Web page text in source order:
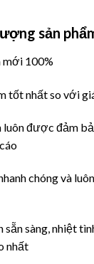
sản
mới 100%
tốt nhất so với
luôn được đảm
chóng và
sẵn sàng, nhiệt
nhất